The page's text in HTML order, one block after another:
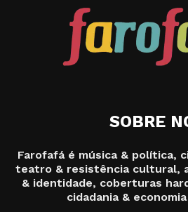
SOBRE
Farofafá é música & política,
teatro & resistência cultural,
& identidade, coberturas
cidadania &